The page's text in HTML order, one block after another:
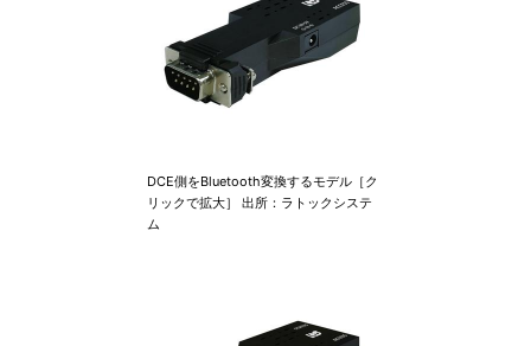
DCE側をBluetooth変換するモデル［ク
リックで拡大］ 出所：ラトックシステ
ム